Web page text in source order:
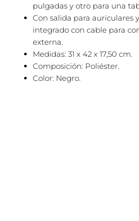
pulgadas y otro para una
Con salida para auriculares
integrado con cable para
externa.
Medidas: 31 x 42 x 17,50 cm.
Composición: Poliéster.
Color: Negro.